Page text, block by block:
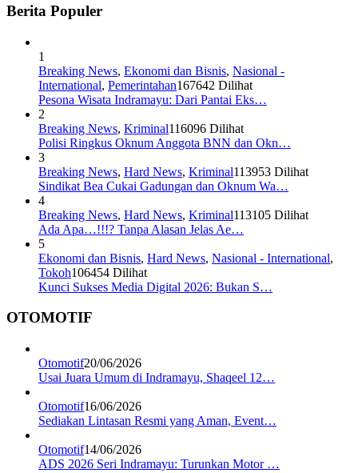
Berita Populer
1
Breaking News, Ekonomi dan Bisnis, Nasional -
International, Pemerintahan167642 Dilihat
Pesona Wisata Indramayu: Dari Pantai Eks…
2
Breaking News, Kriminal116096 Dilihat
Polisi Ringkus Oknum Anggota BNN dan Okn…
3
Breaking News, Hard News, Kriminal113953 Dilihat
Sindikat Bea Cukai Gadungan dan Oknum Wa…
4
Breaking News, Hard News, Kriminal113105 Dilihat
Ada Apa…!!!? Tanpa Alasan Jelas Ae…
5
Ekonomi dan Bisnis, Hard News, Nasional - International,
Tokoh106454 Dilihat
Kunci Sukses Media Digital 2026: Bukan S…
OTOMOTIF
Otomotif20/06/2026
Usai Juara Umum di Indramayu, Shaqeel 12…
Otomotif16/06/2026
Sediakan Lintasan Resmi yang Aman, Event…
Otomotif14/06/2026
ADS 2026 Seri Indramayu: Turunkan Motor …